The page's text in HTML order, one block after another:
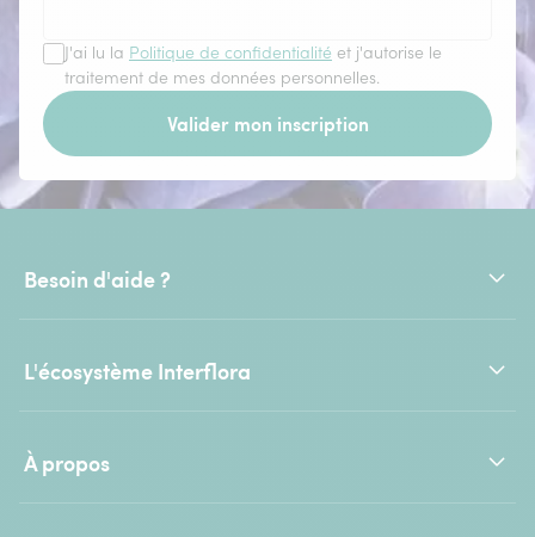
J'ai lu la Politique de confidentialité et j'autorise le
traitement de mes données personnelles.
Valider mon inscription
Besoin d'aide ?
L'écosystème Interflora
À propos